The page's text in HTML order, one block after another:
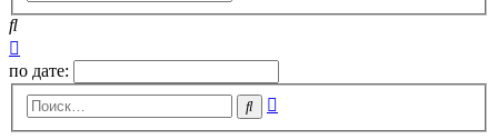
Поиск
поиск
по дате:
Поиск